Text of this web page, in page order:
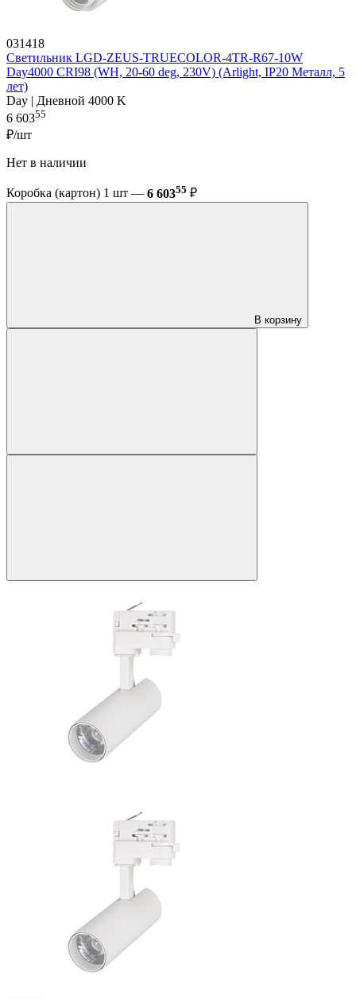
031418
Светильник LGD-ZEUS-TRUECOLOR-4TR-R67-10W
Day4000 CRI98 (WH, 20-60 deg, 230V) (Arlight, IP20 Металл, 5
лет)
Day | Дневной 4000 K
6 60355
₽/шт
Нет в наличии
Коробка (картон) 1 шт — 6 60355 ₽
В корзину